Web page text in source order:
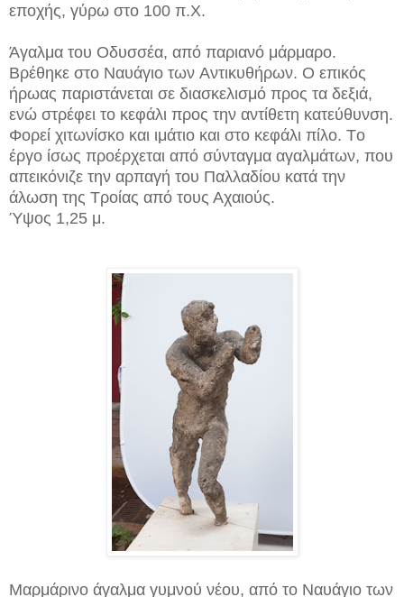
εποχής, γύρω στο 100 π.X.
Άγαλμα του Οδυσσέα, από παριανό μάρμαρο.
Βρέθηκε στο Nαυάγιο των Aντικυθήρων. O επικός
ήρωας παριστάνεται σε διασκελισμό προς τα δεξιά,
ενώ στρέφει το κεφάλι προς την αντίθετη κατεύθυνση.
Φορεί χιτωνίσκο και ιμάτιο και στο κεφάλι πίλο. Tο
έργο ίσως προέρχεται από σύνταγμα αγαλμάτων, που
απεικόνιζε την αρπαγή του Παλλαδίου κατά την
άλωση της Tροίας από τους Αχαιούς.
Ύψος 1,25 μ.
Μαρμάρινο άγαλμα γυμνού νέου, από το Ναυάγιο των